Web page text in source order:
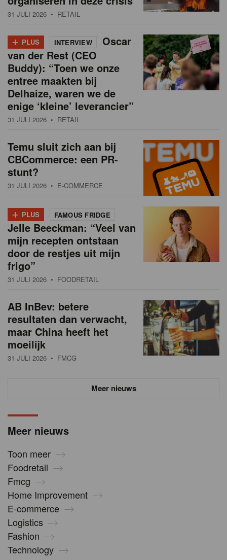
Meer nieuws
Toon meer
Foodretail
Fmcg
Home Improvement
E-commerce
Logistics
Fashion
Technology
31 JULI 2026 • RETAIL
+ PLUS INTERVIEW
Oscar
van der Rest (CEO
Buddy): “Toen we onze
entree maakten bij
Delhaize, waren we de
enige ‘kleine’ leverancier”
31 JULI 2026 • RETAIL
Temu sluit zich aan bij
CBCommerce: een PR-
stunt?
31 JULI 2026 • E-COMMERCE
+ PLUS FAMOUS FRIDGE
Jelle Beeckman: “Veel van
mijn recepten ontstaan
door de restjes uit mijn
frigo”
31 JULI 2026 • FOODRETAIL
AB InBev: betere
resultaten dan verwacht,
maar China heeft het
moeilijk
31 JULI 2026 • FMCG
Meer nieuws